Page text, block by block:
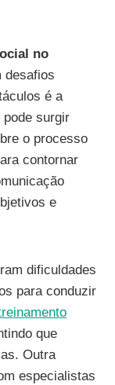
no
desafios
é a
pode surgir
o processo
contornar
e
dificuldades
para conduzir
que
Outra
especialistas